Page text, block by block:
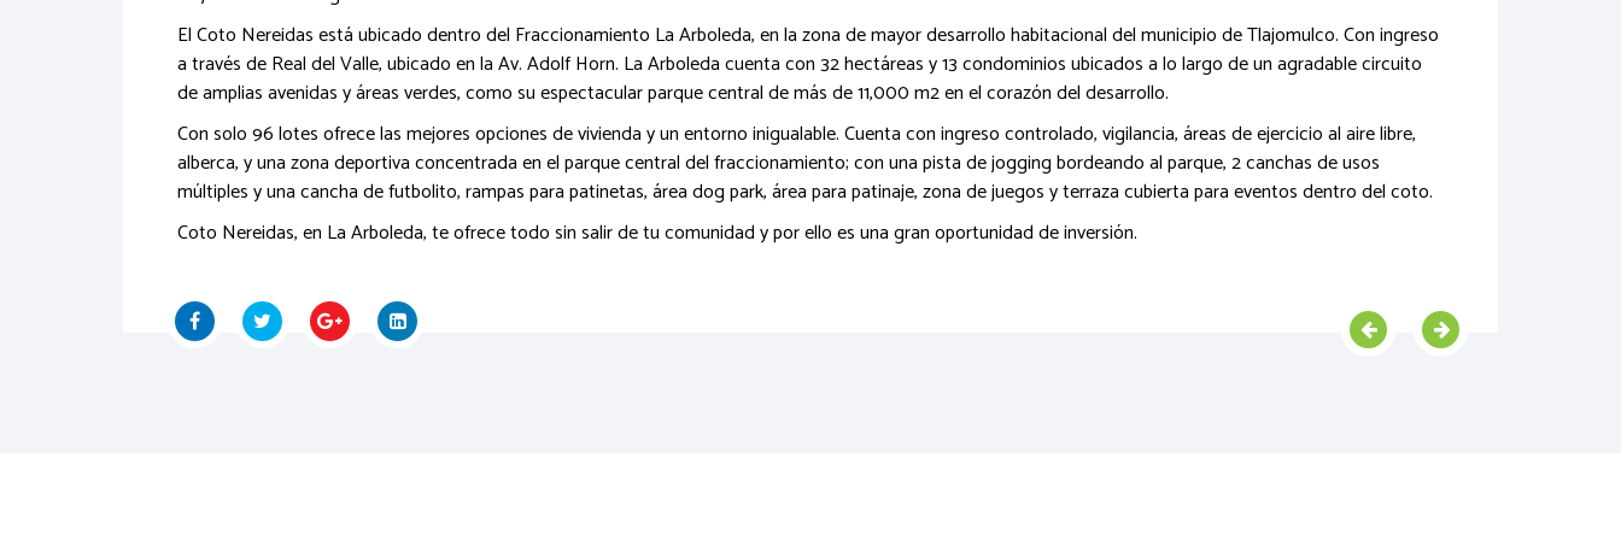
El Coto Nereidas está ubicado dentro del Fraccionamiento La Arboleda, en la zona de mayor desarrollo habitacional del municipio de Tlajomulco. Con ingreso
a través de Real del Valle, ubicado en la Av. Adolf Horn. La Arboleda cuenta con 32 hectáreas y 13 condominios ubicados a lo largo de un agradable circuito
de amplias avenidas y áreas verdes, como su espectacular parque central de más de 11,000 m2 en el corazón del desarrollo.
Con solo 96 lotes ofrece las mejores opciones de vivienda y un entorno inigualable. Cuenta con ingreso controlado, vigilancia, áreas de ejercicio al aire libre,
alberca, y una zona deportiva concentrada en el parque central del fraccionamiento; con una pista de jogging bordeando al parque, 2 canchas de usos
múltiples y una cancha de futbolito, rampas para patinetas, área dog park, área para patinaje, zona de juegos y terraza cubierta para eventos dentro del coto.
Coto Nereidas, en La Arboleda, te ofrece todo sin salir de tu comunidad y por ello es una gran oportunidad de inversión.